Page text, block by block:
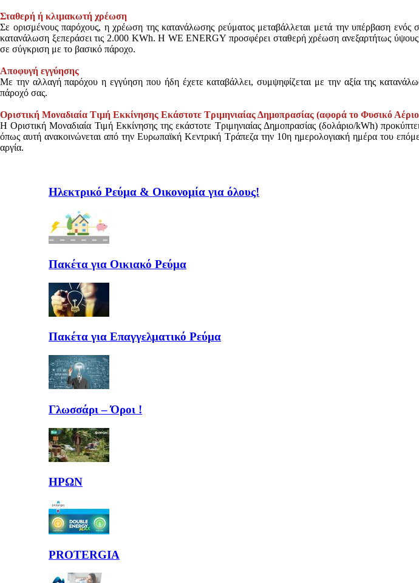
Σταθερή ή κλιμακωτή χρέωση​​​​​​​
Σε ορισμένους παρόχους, η χρέωση της κατανάλωσης ρεύματος μεταβάλλεται μετά την υπέρβαση ενός
κατανάλωση ξεπεράσει τις 2.000 ΚWh. Η WE ENERGY προσφέρει σταθερή χρέωση ανεξαρτήτως
σε σύγκριση με το βασικό πάροχο.
Αποφυγή εγγύησης
Με την αλλαγή παρόχου η εγγύηση που ήδη έχετε καταβάλλει, συμψηφίζεται με την αξία της
πάροχό σας.
Οριστική Μοναδιαία Τιμή Εκκίνησης Εκάστοτε Τριμηνιαίας Δημοπρασίας (αφορά το Φυσικό
Η Οριστική Μοναδιαία Τιμή Εκκίνησης της εκάστοτε Τριμηνιαίας Δημοπρασίας (δολάριο/kWh)
όπως αυτή ανακοινώνεται από την Ευρωπαϊκή Κεντρική Τράπεζα την 10η ημερολογιακή ημέρα του
αργία.
Ηλεκτρικό Ρεύμα & Οικονομία για όλους!
Πακέτα για Οικιακό Ρεύμα
Πακέτα για Επαγγελματικό Ρεύμα
Γλωσσάρι – Όροι !
ΗΡΩΝ
PROTERGIA